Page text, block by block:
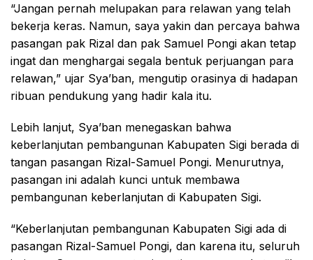
“Jangan pernah melupakan para relawan yang telah
bekerja keras. Namun, saya yakin dan percaya bahwa
pasangan pak Rizal dan pak Samuel Pongi akan tetap
ingat dan menghargai segala bentuk perjuangan para
relawan,” ujar Sya’ban, mengutip orasinya di hadapan
ribuan pendukung yang hadir kala itu.
Lebih lanjut, Sya’ban menegaskan bahwa
keberlanjutan pembangunan Kabupaten Sigi berada di
tangan pasangan Rizal-Samuel Pongi. Menurutnya,
pasangan ini adalah kunci untuk membawa
pembangunan keberlanjutan di Kabupaten Sigi.
“Keberlanjutan pembangunan Kabupaten Sigi ada di
pasangan Rizal-Samuel Pongi, dan karena itu, seluruh